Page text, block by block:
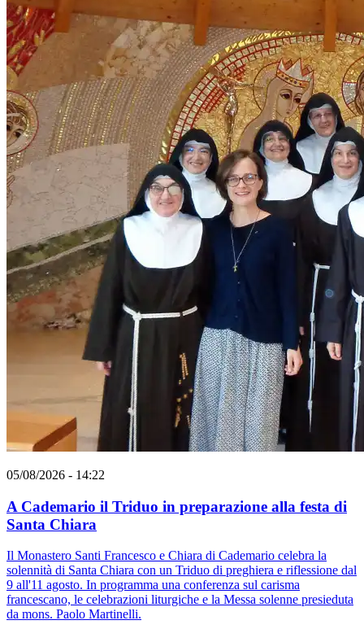
05/08/2026 - 14:22
A Cademario il Triduo in preparazione alla festa di
Santa Chiara
Il Monastero Santi Francesco e Chiara di Cademario celebra la
solennità di Santa Chiara con un Triduo di preghiera e riflessione dal
9 all'11 agosto. In programma una conferenza sul carisma
francescano, le celebrazioni liturgiche e la Messa solenne presieduta
da mons. Paolo Martinelli.